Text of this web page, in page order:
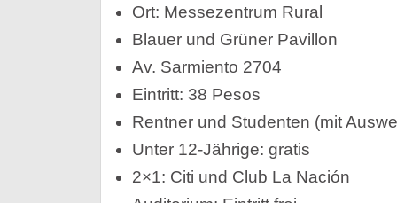
Ort: Messezentrum Rural
Blauer und Grüner Pavillon
Av. Sarmiento 2704
Eintritt: 38 Pesos
Rentner und Studenten (mit
Unter 12-Jährige: gratis
2×1: Citi und Club La Nación